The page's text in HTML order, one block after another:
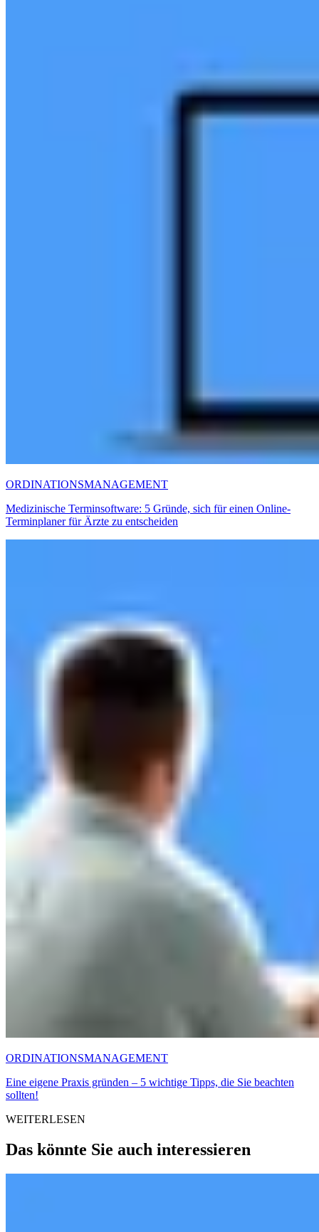
ORDINATIONSMANAGEMENT
Medizinische Terminsoftware: 5 Gründe, sich für einen Online-
Terminplaner für Ärzte zu entscheiden
ORDINATIONSMANAGEMENT
Eine eigene Praxis gründen – 5 wichtige Tipps, die Sie beachten
sollten!
WEITERLESEN
Das könnte Sie auch interessieren